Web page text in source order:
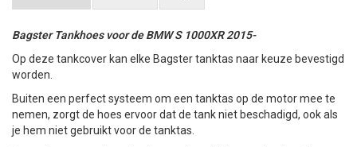
Bagster Tankhoes voor de BMW S 1000XR 2015-
Op deze tankcover kan elke Bagster tanktas naar keuze bevestigd
worden.
Buiten een perfect systeem om een tanktas op de motor mee te
nemen, zorgt de hoes ervoor dat de tank niet beschadigd, ook als
je hem niet gebruikt voor de tanktas.